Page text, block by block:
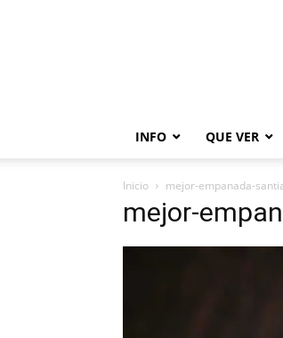
INFO QUE VER
Inicio mejor-empanada-
mejor-